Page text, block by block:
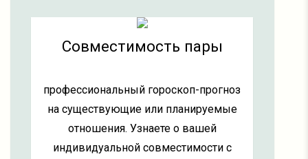
Совместимость пары
профессиональный гороскоп-прогноз
на существующие или планируемые
отношения. Узнаете о вашей
индивидуальной совместимости с